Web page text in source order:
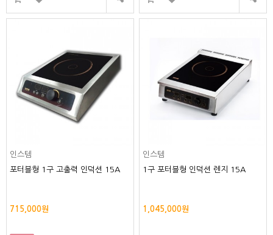
인스템
포터블형 1구 고출력 인덕션 15A
715,000원
인스템
1구 포터블형 인덕션 렌지 15A
1,045,000원